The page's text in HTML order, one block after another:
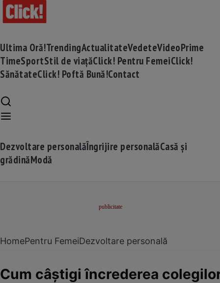
Ultima Oră!TrendingActualitateVedeteVideoPrime
TimeSportStil de viațăClick! Pentru FemeiClick!
SănătateClick! Poftă Bună!Contact
Dezvoltare personalăÎngrijire personalăCasă și
grădinăModă
HomePentru FemeiDezvoltare personală
Cum câştigi încrederea